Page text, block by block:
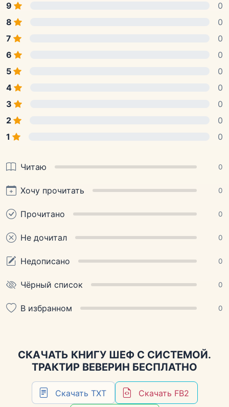
9
0
8
0
7
0
6
0
5
0
4
0
3
0
2
0
1
0
Читаю 0
Хочу прочитать 0
Прочитано 0
Не дочитал 0
Недописано 0
Чёрный список 0
В избранном 0
СКАЧАТЬ КНИГУ ШЕФ С СИСТЕМОЙ.
ТРАКТИР ВЕВЕРИН БЕСПЛАТНО
Скачать TXT Скачать FB2